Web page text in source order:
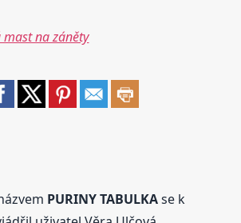
mast na záněty
PURINY TABULKAse k